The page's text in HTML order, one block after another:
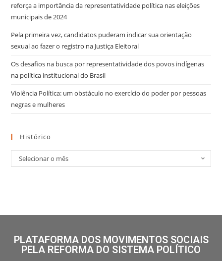
reforça a importância da representatividade política nas eleições
municipais de 2024
Pela primeira vez, candidatos puderam indicar sua orientação
sexual ao fazer o registro na Justiça Eleitoral
Os desafios na busca por representatividade dos povos indígenas
na política institucional do Brasil
Violência Política: um obstáculo no exercício do poder por pessoas
negras e mulheres
Histórico
Selecionar o mês
PLATAFORMA DOS MOVIMENTOS SOCIAIS
PELA REFORMA DO SISTEMA POLÍTICO